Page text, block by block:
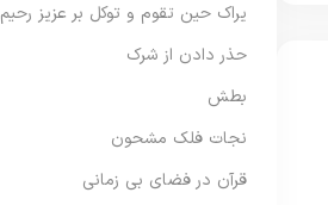
یراک حین تقوم و توکل بر عزیز رحیم
حذر دادن از شرک
بطش
نجات فلک مشحون
قرآن در فضای بی زمانی